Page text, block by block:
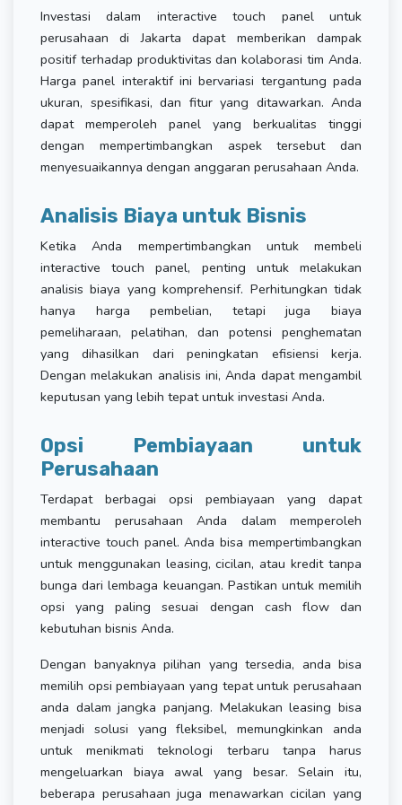
Investasi dalam interactive touch panel untuk
perusahaan di Jakarta dapat memberikan dampak
positif terhadap produktivitas dan kolaborasi tim Anda.
Harga panel interaktif ini bervariasi tergantung pada
ukuran, spesifikasi, dan fitur yang ditawarkan. Anda
dapat memperoleh panel yang berkualitas tinggi
dengan mempertimbangkan aspek tersebut dan
menyesuaikannya dengan anggaran perusahaan Anda.
Analisis Biaya untuk Bisnis
Ketika Anda mempertimbangkan untuk membeli
interactive touch panel, penting untuk melakukan
analisis biaya yang komprehensif. Perhitungkan tidak
hanya harga pembelian, tetapi juga biaya
pemeliharaan, pelatihan, dan potensi penghematan
yang dihasilkan dari peningkatan efisiensi kerja.
Dengan melakukan analisis ini, Anda dapat mengambil
keputusan yang lebih tepat untuk investasi Anda.
Opsi Pembiayaan untuk
Perusahaan
Terdapat berbagai opsi pembiayaan yang dapat
membantu perusahaan Anda dalam memperoleh
interactive touch panel. Anda bisa mempertimbangkan
untuk menggunakan leasing, cicilan, atau kredit tanpa
bunga dari lembaga keuangan. Pastikan untuk memilih
opsi yang paling sesuai dengan cash flow dan
kebutuhan bisnis Anda.
Dengan banyaknya pilihan yang tersedia, anda bisa
memilih opsi pembiayaan yang tepat untuk perusahaan
anda dalam jangka panjang. Melakukan leasing bisa
menjadi solusi yang fleksibel, memungkinkan anda
untuk menikmati teknologi terbaru tanpa harus
mengeluarkan biaya awal yang besar. Selain itu,
beberapa perusahaan juga menawarkan cicilan yang